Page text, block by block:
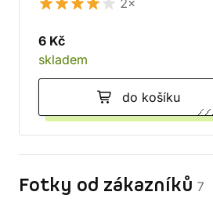
2×
6 Kč
skladem
do košíku
Fotky od zákazníků 7